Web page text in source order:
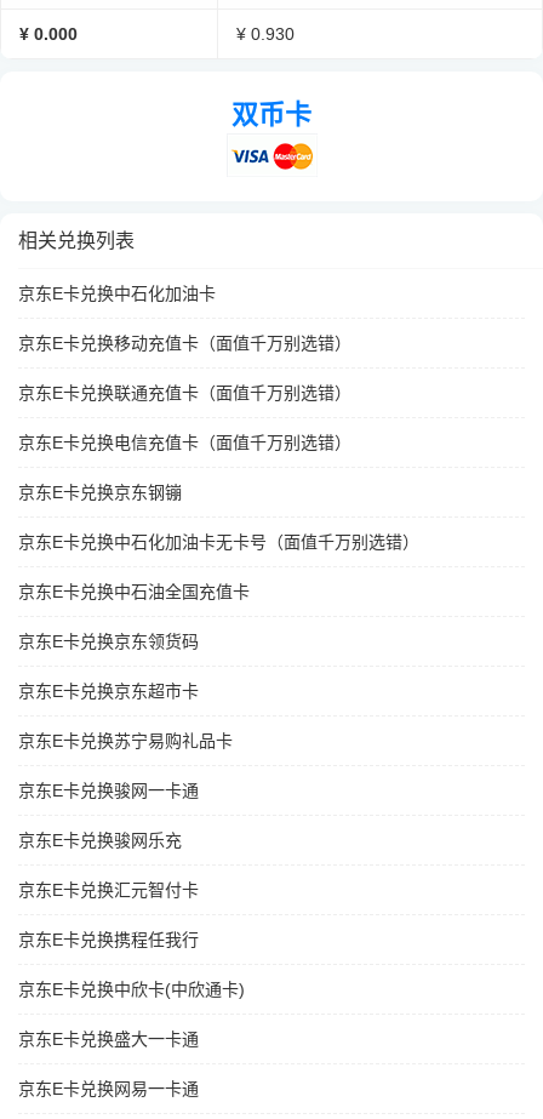
¥ 0.000 ¥ 0.930
双币卡
相关兑换列表
京东E卡兑换中石化加油卡
京东E卡兑换移动充值卡（面值千万别选错）
京东E卡兑换联通充值卡（面值千万别选错）
京东E卡兑换电信充值卡（面值千万别选错）
京东E卡兑换京东钢镚
京东E卡兑换中石化加油卡无卡号（面值千万别选错）
京东E卡兑换中石油全国充值卡
京东E卡兑换京东领货码
京东E卡兑换京东超市卡
京东E卡兑换苏宁易购礼品卡
京东E卡兑换骏网一卡通
京东E卡兑换骏网乐充
京东E卡兑换汇元智付卡
京东E卡兑换携程任我行
京东E卡兑换中欣卡(中欣通卡)
京东E卡兑换盛大一卡通
京东E卡兑换网易一卡通